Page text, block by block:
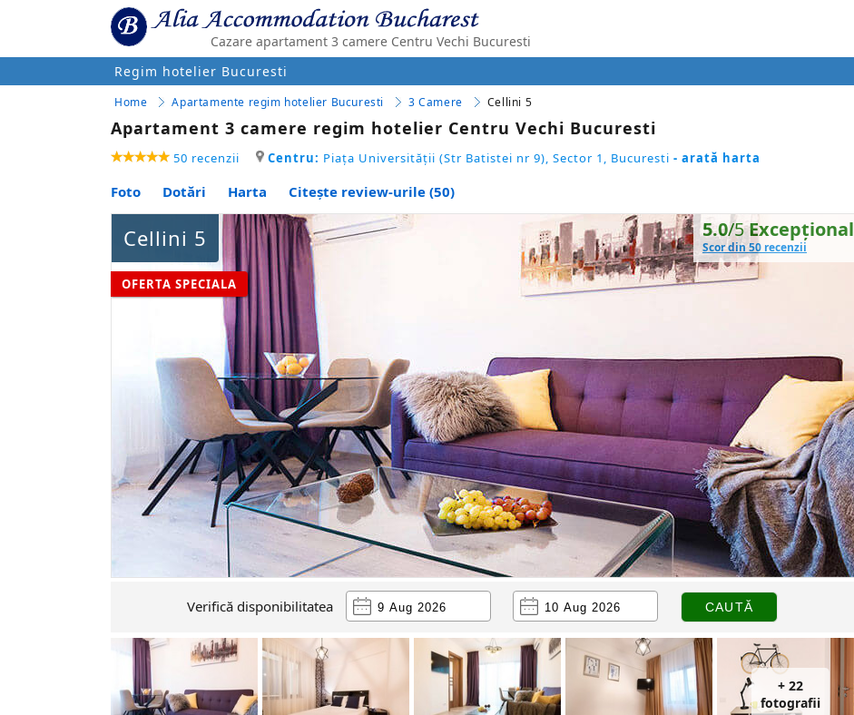
Cazare apartament 3 camere Centru Vechi Bucuresti
Regim hotelier Bucuresti
Home Apartamente regim hotelier Bucuresti 3 Camere Cellini 5
Apartament 3 camere regim hotelier Centru Vechi Bucuresti
50 recenzii Centru: Piaţa Universităţii (Str Batistei nr 9), Sector 1, Bucuresti - arată harta
Foto Dotări Harta Citește review-urile (50)
Cellini 5 5.0/5Excepţional
Scor din 50 recenzii
OFERTA SPECIALA
Verifică disponibilitatea
+ 22
fotografii